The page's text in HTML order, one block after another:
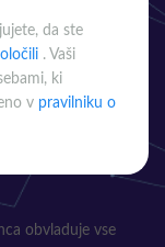
da ste
. Vaši
ki
v pravilniku o
obvladuje vse